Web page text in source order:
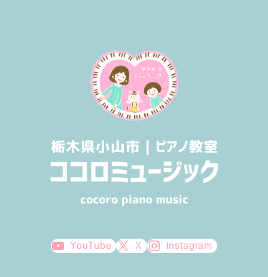
YouTube X Instagram